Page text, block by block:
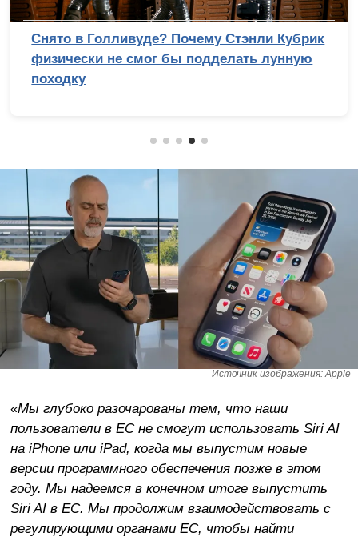
Снято в Голливуде? Почему Стэнли Кубрик
физически не смог бы подделать лунную
походку
Источник изображения: Apple
«Мы глубоко разочарованы тем, что наши
пользователи в ЕС не смогут использовать Siri AI
на iPhone или iPad, когда мы выпустим новые
версии программного обеспечения позже в этом
году. Мы надеемся в конечном итоге выпустить
Siri AI в ЕС. Мы продолжим взаимодействовать с
регулирующими органами ЕС, чтобы найти